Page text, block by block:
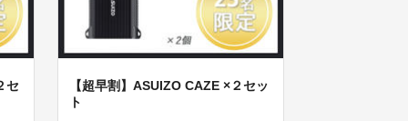
セ
【超早割】ASUIZO CAZE ×２セッ
ト